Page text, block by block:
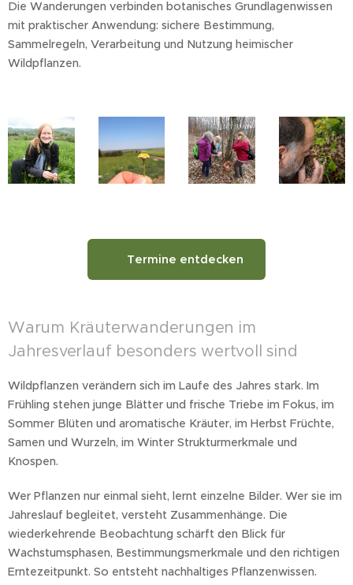
Die Wanderungen verbinden botanisches Grundlagenwissen
mit praktischer Anwendung: sichere Bestimmung,
Sammelregeln, Verarbeitung und Nutzung heimischer
Wildpflanzen.
🌿 Termine entdecken
Warum Kräuterwanderungen im
Jahresverlauf besonders wertvoll sind
Wildpflanzen verändern sich im Laufe des Jahres stark. Im
Frühling stehen junge Blätter und frische Triebe im Fokus, im
Sommer Blüten und aromatische Kräuter, im Herbst Früchte,
Samen und Wurzeln, im Winter Strukturmerkmale und
Knospen.
Wer Pflanzen nur einmal sieht, lernt einzelne Bilder. Wer sie im
Jahreslauf begleitet, versteht Zusammenhänge. Die
wiederkehrende Beobachtung schärft den Blick für
Wachstumsphasen, Bestimmungsmerkmale und den richtigen
Erntezeitpunkt. So entsteht nachhaltiges Pflanzenwissen.